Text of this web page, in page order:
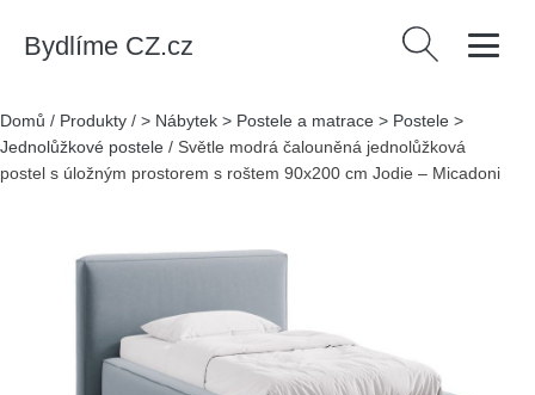
Bydlíme CZ.cz Vyhledávání
Domů / Produkty / > Nábytek > Postele a matrace > Postele >
Jednolůžkové postele / Světle modrá čalouněná jednolůžková
postel s úložným prostorem s roštem 90x200 cm Jodie – Micadoni